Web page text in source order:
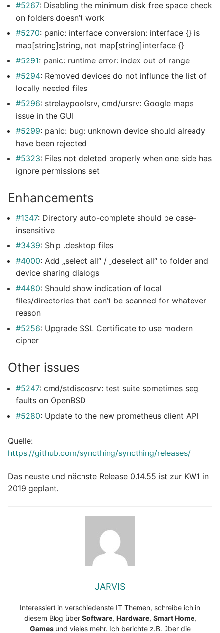
#5267: Disabling the minimum disk free space check
on folders doesn’t work
#5270: panic: interface conversion: interface {} is
map[string]string, not map[string]interface {}
#5291: panic: runtime error: index out of range
#5294: Removed devices do not influnce the list of
locally needed files
#5296: strelaypoolsrv, cmd/ursrv: Google maps
issue in the GUI
#5299: panic: bug: unknown device should already
have been rejected
#5323: Files not deleted properly when one side has
ignore permissions set
Enhancements
#1347: Directory auto-complete should be case-
insensitive
#3439: Ship .desktop files
#4000: Add „select all“ / „deselect all“ to folder and
device sharing dialogs
#4480: Should show indication of local
files/directories that can’t be scanned for whatever
reason
#5256: Upgrade SSL Certificate to use modern
cipher
Other issues
#5247: cmd/stdiscosrv: test suite sometimes seg
faults on OpenBSD
#5280: Update to the new prometheus client API
Quelle:
https://github.com/syncthing/syncthing/releases/
Das neuste und nächste Release 0.14.55 ist zur KW1 in
2019 geplant.
JARVIS
Interessiert in verschiedenste IT Themen, schreibe ich in
diesem Blog über Software, Hardware, Smart Home,
Gamesund vieles mehr. Ich berichte z.B. über die